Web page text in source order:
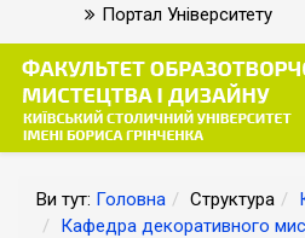
Портал Університету
Ви тут: Головна Структура
Кафедра декоративного